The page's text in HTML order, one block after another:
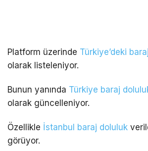
Platform üzerinde Türkiye’deki
olarak listeleniyor.
Bunun yanında Türkiye baraj
olarak güncelleniyor.
Özellikle İstanbul baraj doluluk
görüyor.